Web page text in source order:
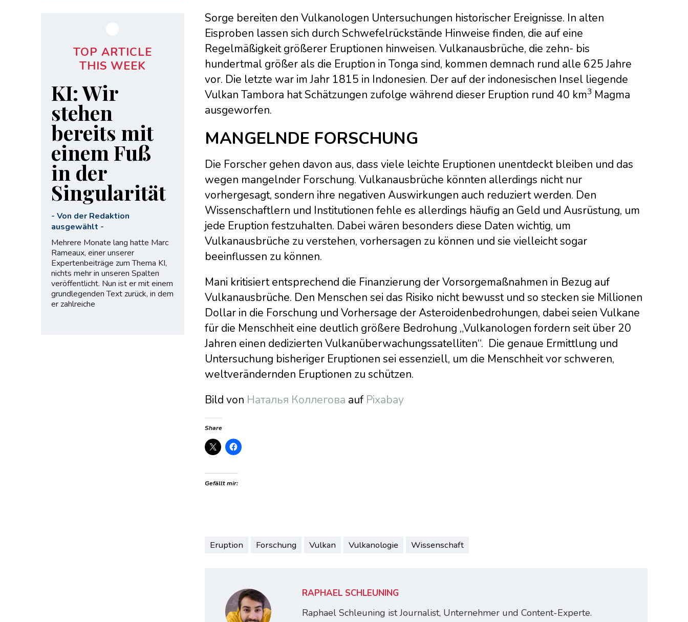
Sorge bereiten den Vulkanologen Untersuchungen historischer Ereignisse. In alten
Eisproben lassen sich durch Schwefelrückstände Hinweise finden, die auf eine
Regelmäßigkeit größerer Eruptionen hinweisen. Vulkanausbrüche, die zehn- bis
hundertmal größer als die Eruption in Tonga sind, kommen demnach rund alle 625 Jahre
vor. Die letzte war im Jahr 1815 in Indonesien. Der auf der indonesischen Insel liegende
Vulkan Tambora hat Schätzungen zufolge während dieser Eruption rund 40 km3 Magma
ausgeworfen.
MANGELNDE FORSCHUNG
Die Forscher gehen davon aus, dass viele leichte Eruptionen unentdeckt bleiben und das
wegen mangelnder Forschung. Vulkanausbrüche könnten allerdings nicht nur
vorhergesagt, sondern ihre negativen Auswirkungen auch reduziert werden. Den
Wissenschaftlern und Institutionen fehle es allerdings häufig an Geld und Ausrüstung, um
jede Eruption festzuhalten. Dabei wären besonders diese Daten wichtig, um
Vulkanausbrüche zu verstehen, vorhersagen zu können und sie vielleicht sogar
beeinflussen zu können.
Mani kritisiert entsprechend die Finanzierung der Vorsorgemaßnahmen in Bezug auf
Vulkanausbrüche. Den Menschen sei das Risiko nicht bewusst und so stecken sie Millionen
Dollar in die Forschung und Vorhersage der Asteroidenbedrohungen, dabei seien Vulkane
für die Menschheit eine deutlich größere Bedrohung „Vulkanologen fordern seit über 20
Jahren einen dedizierten Vulkanüberwachungssatelliten“. Die genaue Ermittlung und
Untersuchung bisheriger Eruptionen sei essenziell, um die Menschheit vor schweren,
weltverändernden Eruptionen zu schützen.
Bild von Наталья Коллегова auf Pixabay
Share
Gefällt mir:
Eruption Forschung Vulkan Vulkanologie Wissenschaft
RAPHAEL SCHLEUNING
Raphael Schleuning ist Journalist, Unternehmer und Content-Experte.
TOP ARTICLE
THIS WEEK
KI: Wir
stehen
bereits mit
einem Fuß
in der
Singularität
- Von der Redaktion
ausgewählt -
Mehrere Monate lang hatte Marc
Rameaux, einer unserer
Expertenbeiträge zum Thema KI,
nichts mehr in unseren Spalten
veröffentlicht. Nun ist er mit einem
grundlegenden Text zurück, in dem
er zahlreiche